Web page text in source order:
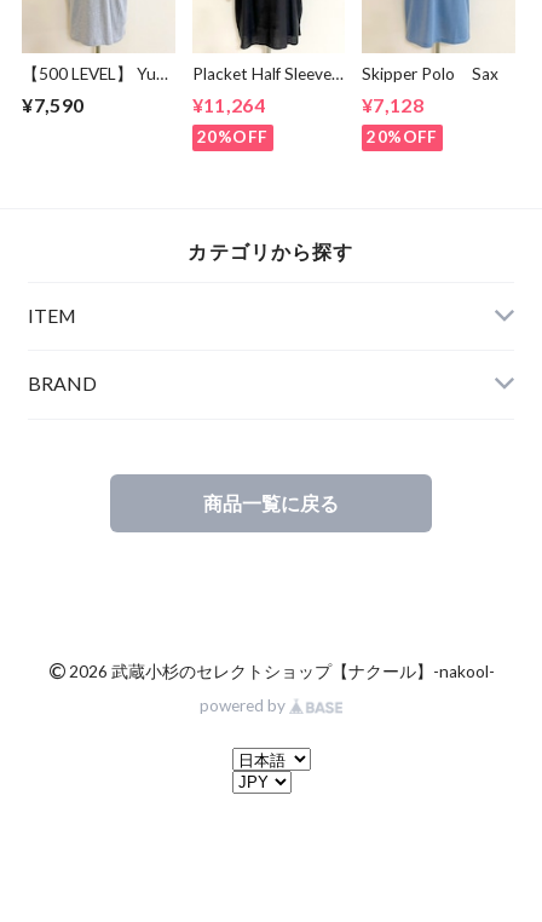
【500 LEVEL】 Yu
Player Silhouette
¥7,590
Placket Half Sleeve
¥11,264
20%OFF
Skipper Polo Sax
¥7,128
20%OFF
カテゴリから探す
ITEM
BRAND
商品一覧に戻る
© 2026 武蔵小杉のセレクトショップ【ナクール】-nakool-
powered by